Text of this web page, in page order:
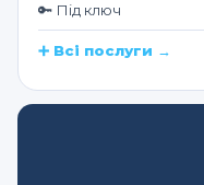
🔑 Під ключ
➕ Всі послуги →